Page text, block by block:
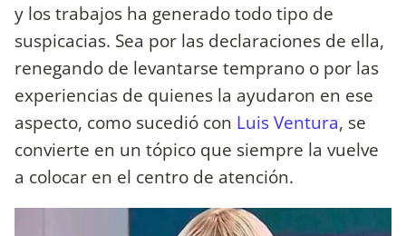
y los trabajos ha generado todo tipo de
suspicacias. Sea por las declaraciones de ella,
renegando de levantarse temprano o por las
experiencias de quienes la ayudaron en ese
aspecto, como sucedió con Luis Ventura, se
convierte en un tópico que siempre la vuelve
a colocar en el centro de atención.